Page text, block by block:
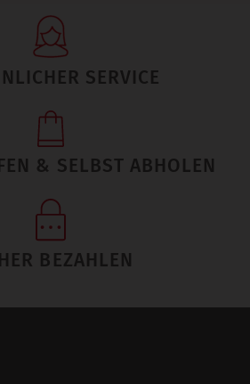
SERVICE
& SELBST ABHOLEN
BEZAHLEN